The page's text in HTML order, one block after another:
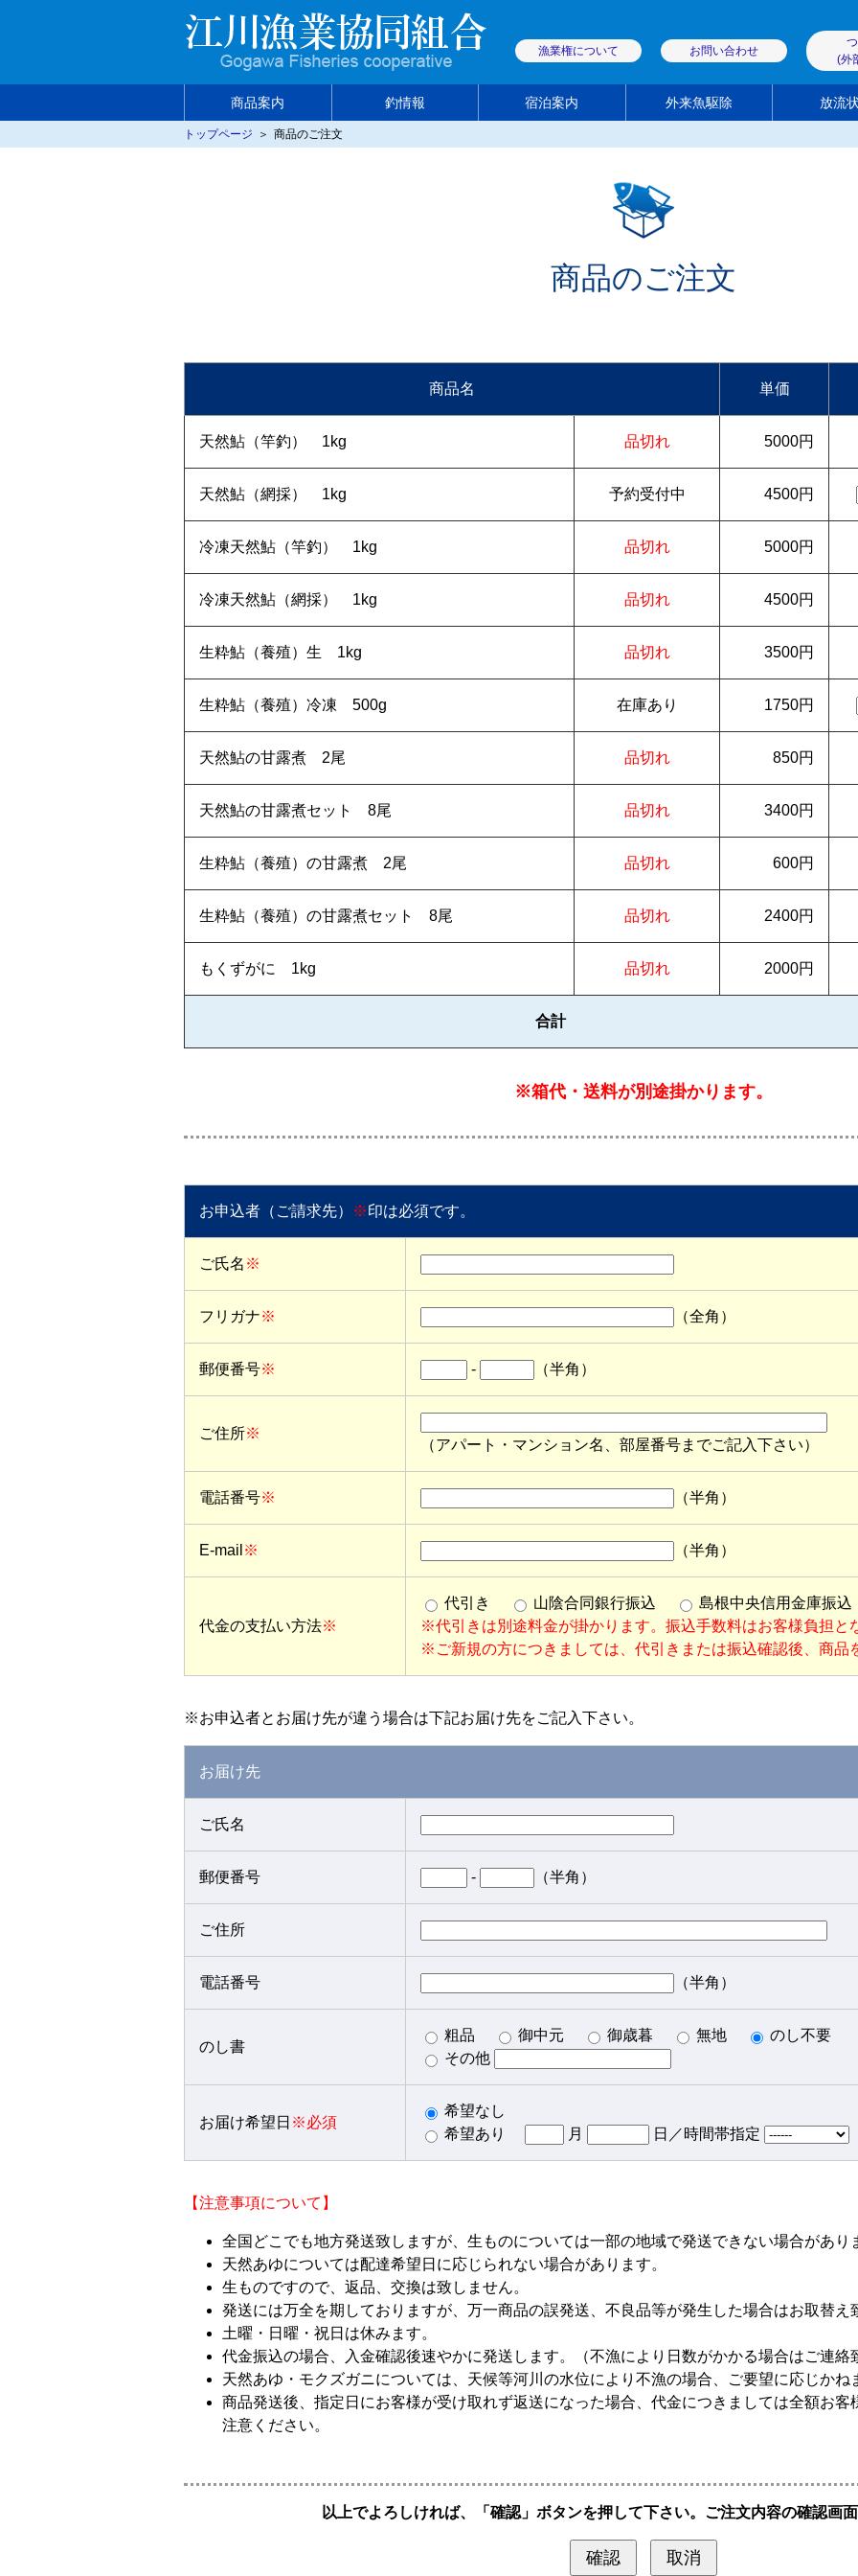
漁業権について お問い合わせ
(外
商品案内
商品紹介 食べ方いろいろ
釣情報
釣情報 釣り場マップ
宿泊案内 外来魚駆除 放流
トップページ ＞ 商品のご注文
商品のご注文
商品名 単価
天然鮎（竿釣） 1kg 品切れ 5000円
天然鮎（網採） 1kg 予約受付中 4500円
冷凍天然鮎（竿釣） 1kg 品切れ 5000円
冷凍天然鮎（網採） 1kg 品切れ 4500円
生粋鮎（養殖）生 1kg 品切れ 3500円
生粋鮎（養殖）冷凍 500g 在庫あり 1750円
天然鮎の甘露煮 2尾 品切れ 850円
天然鮎の甘露煮セット 8尾 品切れ 3400円
生粋鮎（養殖）の甘露煮 2尾 品切れ 600円
生粋鮎（養殖）の甘露煮セット 8尾 品切れ 2400円
もくずがに 1kg 品切れ 2000円
合計
※箱代・送料が別途掛かります。
お申込者（ご請求先） ※印は必須です。
ご氏名 ※
フリガナ※ （全角）
郵便番号※ - （半角）
ご住所※
（アパート・マンション名、部屋番号までご記入下さい）
電話番号※ （半角）
E-mail ※ （半角）
代金の支払い方法※
代引き 山陰合同銀行振込
島根中央信用金庫振込
※代引きは別途料金が掛かります。振込手数料はお客様負担と
※ご新規の方につきましては、代引きまたは振込確認後、商品
※お申込者とお届け先が違う場合は下記お届け先をご記入下さい。
お届け先
ご氏名
郵便番号 - （半角）
ご住所
電話番号 （半角）
のし書
粗品 御中元 御歳暮 無地
のし不要
その他
お届け希望日 ※必須
希望なし
希望あり
月 日／時間帯指定
【注意事項について】
全国どこでも地方発送致しますが、生ものについては一部の地域で発送できない場合があり
天然あゆについては配達希望日に応じられない場合があります。
生ものですので、返品、交換は致しません。
発送には万全を期しておりますが、万一商品の誤発送、不良品等が発生した場合はお取替え
土曜・日曜・祝日は休みます。
代金振込の場合、入金確認後速やかに発送します。（不漁により日数がかかる場合はご連絡
天然あゆ・モクズガニについては、天候等河川の水位により不漁の場合、ご要望に応じかね
商品発送後、指定日にお客様が受け取れず返送になった場合、代金につきましては全額お
注意ください。
以上でよろしければ、「確認」ボタンを押して下さい。ご注文内容の確認画面